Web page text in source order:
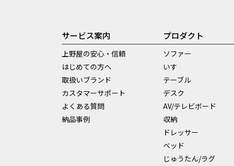
サービス案内
上野屋の安心・信頼
はじめての方へ
取扱いブランド
カスタマーサポート
よくある質問
納品事例
プロダクト
ソファー
いす
テーブル
デスク
AV/テレビボード
収納
ドレッサー
ベッド
じゅうたん/ラグ